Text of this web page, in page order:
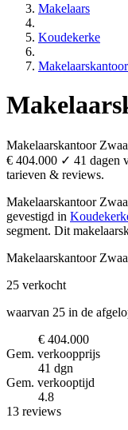
Makelaars
Koudekerke
Makelaarskantoor
€ 404.000 ✓ 41 dagen
tarieven & reviews.
Makelaarskantoor
gevestigd in
segment. Dit
Makelaarskantoor
25 verkocht
waarvan 25 in de
€ 404.000
Gem. verkoopprijs
41 dgn
Gem. verkooptijd
4.8
13 reviews